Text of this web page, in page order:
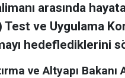
arasında
Test ve Uygulama
hedeflediklerini
ve Altyapı